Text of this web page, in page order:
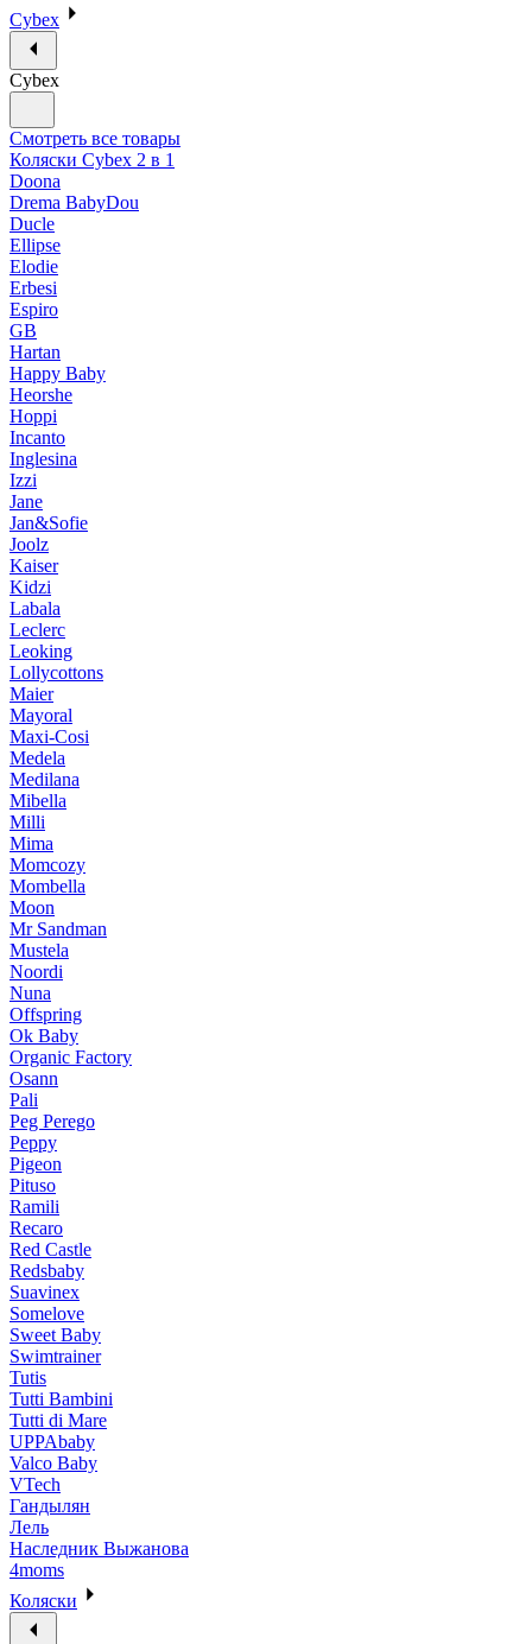
Cybex
Cybex
Смотреть все товары
Коляски Cybex 2 в 1
Doona
Drema BabyDou
Ducle
Ellipse
Elodie
Erbesi
Espiro
GB
Hartan
Happy Baby
Heorshe
Hoppi
Incanto
Inglesina
Izzi
Jane
Jan&Sofie
Joolz
Kaiser
Kidzi
Labala
Leclerc
Leoking
Lollycottons
Maier
Mayoral
Maxi-Cosi
Medela
Medilana
Mibella
Milli
Mima
Momcozy
Mombella
Moon
Mr Sandman
Mustela
Noordi
Nuna
Offspring
Ok Baby
Organic Factory
Osann
Pali
Peg Perego
Peppy
Pigeon
Pituso
Ramili
Recaro
Red Castle
Redsbaby
Suavinex
Somelove
Sweet Baby
Swimtrainer
Tutis
Tutti Bambini
Tutti di Mare
UPPAbaby
Valco Baby
VTech
Гандылян
Лель
Наследник Выжанова
4moms
Коляски